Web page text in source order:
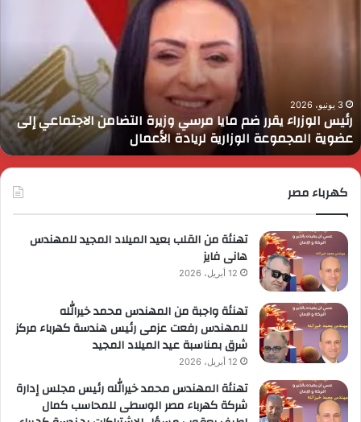
التضامن
الاجتماعي
إلى
عضوية
المجموعة
الوزارية
3 يونيو، 2026
رئيس الوزراء يقرر ضم مايا مرسي وزيرة التضامن الاجتماعي إلى
عضوية المجموعة الوزارية لريادة الأعمال
كهرباء مصر
تهنئة من القلب بعيد الميلاد المجيد للمهندس
هانى فايز
12 أبريل، 2026
تهنئة واجبة من المهندس محمد خيرالله
للمهندس رفعت عزمى رئيس هندسة كهرباء مركز
شرق بمناسبة عيد الميلاد المجيد
12 أبريل، 2026
تهنئة المهندس محمد خيرالله رئيس مجلس إدارة
شركة كهرباء مصر الوسطى للمحاسب كمال